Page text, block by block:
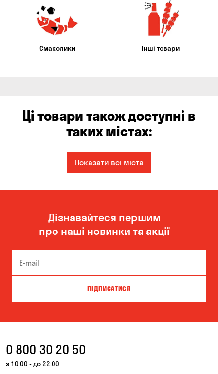
Смаколики Інші товари
Ці товари також доступні в
таких містах:
Єлизаветівка
Авангард Бабурка
Бориспіль Боярка
Бровари Буча
Велика Северинка Вишгород
Показати всі міста
Дізнавайтеся першим
про наші новинки та акції
ПІДПИСАТИСЯ
0 800 30 20 50
з 10:00 - до 22:00